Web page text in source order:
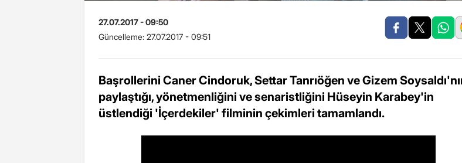
27.07.2017 - 09:50
Güncelleme: 27.07.2017 - 09:51
Başrollerini Caner Cindoruk, Settar Tanrıöğen ve Gizem
paylaştığı, yönetmenliğini ve senaristliğini Hüseyin Karabey'in
üstlendiği 'İçerdekiler' filminin çekimleri tamamlandı.